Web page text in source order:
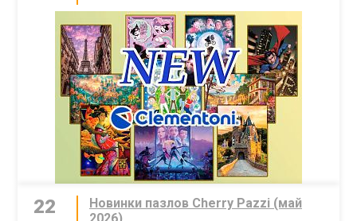
22
Новинки пазлов Cherry Pazzi (май